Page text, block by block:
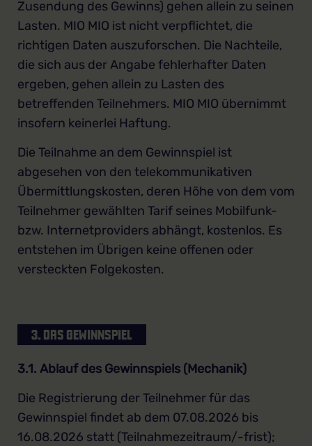
Zusendung des Gewinns) gehen allein zu seinen
Lasten. MIO MIO ist nicht verpflichtet, die
richtigen Daten auszuforschen. Die Nachteile,
die sich aus der Angabe fehlerhafter Daten
ergeben, gehen allein zu Lasten des
betreffenden Teilnehmers. MIO MIO übernimmt
insofern keinerlei Haftung.
Die Teilnahme an dem Gewinnspiel ist
abgesehen von den telekommunikativen
Übermittlungskosten, deren Höhe von dem vom
Teilnehmer gewählten Tarif seines Mobilfunk-
bzw. Internetproviders abhängt, kostenlos. Es
entstehen im Übrigen keine offenen oder
versteckten Folgekosten.
3. DAS GEWINNSPIEL
3.1. Ablauf des Gewinnspiels (Mechanik)
Die Registrierung der Teilnehmer für das
Gewinnspiel findet ab dem 07.08.2026 bis
16.08.2026 statt (Teilnahmezeitraum/-frist);